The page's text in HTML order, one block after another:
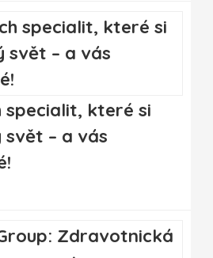
specialit, které si
– a vás